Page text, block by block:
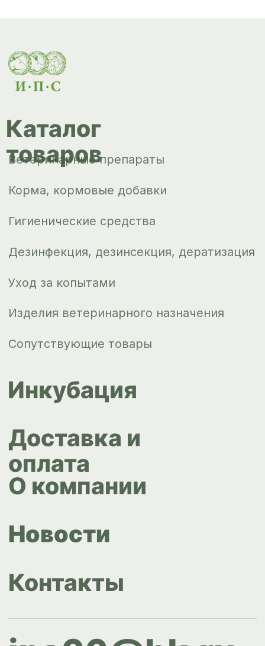
Design...ed
Design by
ips66@bk.ru
+7 343 264
51 17
Инкубация
Доставка и
оплата
О компании
Контакты
Сопутствующие товары
© ИПС «Сведловская» 2023
Новости